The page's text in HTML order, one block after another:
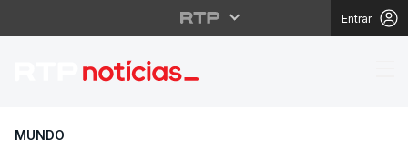
Entrar
Brasil convoca
MUNDO